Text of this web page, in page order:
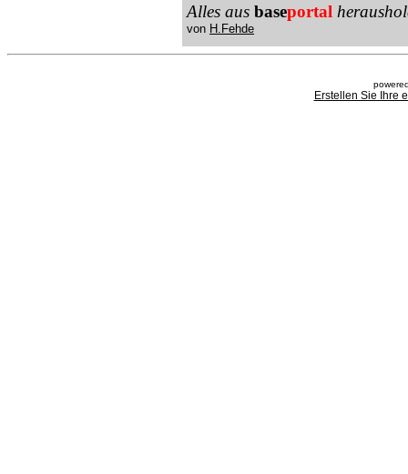
Alles aus baseportal
von H.Fehde
Erstellen Sie Ihre